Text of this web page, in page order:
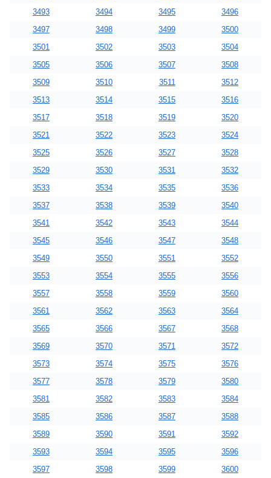
3493
3494 3495
3496
3497
3498 3499
3500
3501
3502 3503
3504
3505
3506 3507
3508
3509
3510 3511
3512
3513
3514 3515
3516
3517
3518 3519
3520
3521
3522 3523
3524
3525
3526 3527
3528
3529
3530 3531
3532
3533
3534 3535
3536
3537
3538 3539
3540
3541
3542 3543
3544
3545
3546 3547
3548
3549
3550 3551
3552
3553
3554 3555
3556
3557
3558 3559
3560
3561
3562 3563
3564
3565
3566 3567
3568
3569
3570 3571
3572
3573
3574 3575
3576
3577
3578 3579
3580
3581
3582 3583
3584
3585
3586 3587
3588
3589
3590 3591
3592
3593
3594 3595
3596
3597
3598 3599
3600